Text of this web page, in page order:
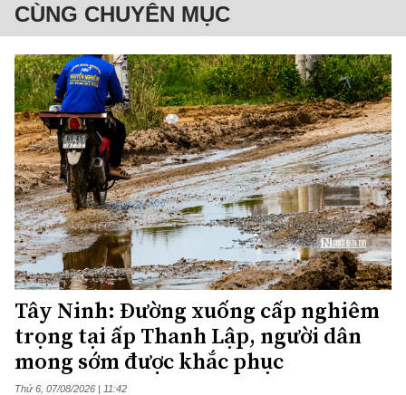
CÙNG CHUYÊN MỤC
Tây Ninh: Đường xuống cấp nghiêm
trọng tại ấp Thanh Lập, người dân
mong sớm được khắc phục
Thứ 6, 07/08/2026 | 11:42